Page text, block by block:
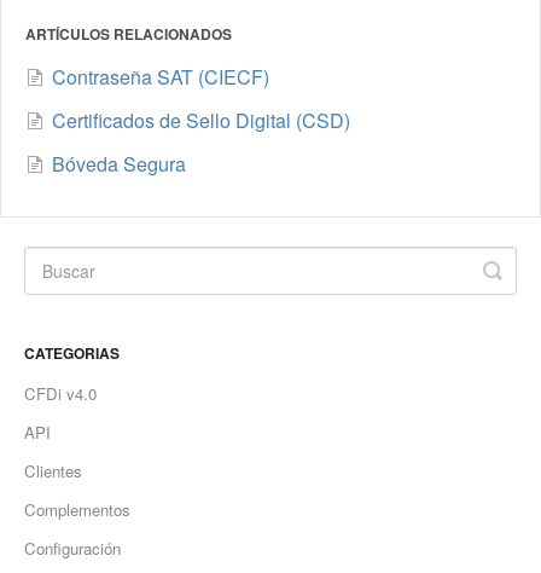
ARTÍCULOS RELACIONADOS
Contraseña SAT (CIECF)
Certificados de Sello Digital (CSD)
Bóveda Segura
CATEGORIAS
CFDi v4.0
API
Clientes
Complementos
Configuración